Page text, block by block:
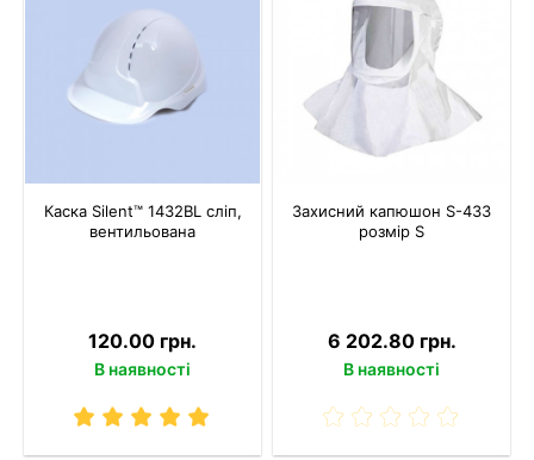
Каска Silent™ 1432BL сліп,
вентильована
120.00 грн.
В наявності
Захисний капюшон S-433
розмір S
6 202.80 грн.
В наявності